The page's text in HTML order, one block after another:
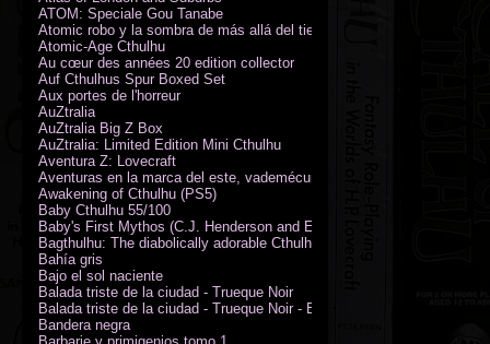
ATOM: Speciale Gou Tanabe
Atomic robo y la sombra de más allá del tiempo
Atomic-Age Cthulhu
Au cœur des années 20 edition collector
Auf Cthulhus Spur Boxed Set
Aux portes de l'horreur
AuZtralia
AuZtralia Big Z Box
AuZtralia: Limited Edition Mini Cthulhu
Aventura Z: Lovecraft
Aventuras en la marca del este, vademécum de campaña
Awakening of Cthulhu (PS5)
Baby Cthulhu 55/100
Baby's First Mythos (C.J. Henderson and Erica Henderson)
Bagthulhu: The diabolically adorable Cthulhu plushie dicebag
Bahía gris
Bajo el sol naciente
Balada triste de la ciudad - Trueque Noir
Balada triste de la ciudad - Trueque Noir - Edición de coleccionista
Bandera negra